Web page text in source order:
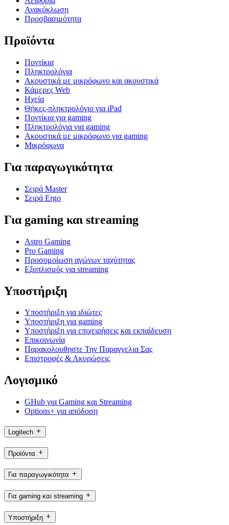
Ανακύκλωση
Προσβασιμότητα
Προϊόντα
Ποντίκια
Πληκτρολόγια
Ακουστικά με μικρόφωνο και ακουστικά
Κάμερες Web
Ηχεία
Θήκες-πληκτρολόγιο για iPad
Ποντίκια για gaming
Πληκτρολόγια για gaming
Ακουστικά με μικρόφωνο για gaming
Μικρόφωνα
Για παραγωγικότητα
Σειρά Master
Σειρά Ergo
Για gaming και streaming
Astro Gaming
Pro Gaming
Προσομοίωση αγώνων ταχύτητας
Εξοπλισμός για streaming
Υποστήριξη
Υποστήριξη για ιδιώτες
Υποστήριξη για gaming
Υποστήριξη για επιχειρήσεις και εκπαίδευση
Επικοινωνία
Παρακολουθηστε Την Παραγγελια Σας
Επιστροφές & Ακυρώσεις
Λογισμικό
GHub για Gaming και Streaming
Options+ για απόδοση
Logitech
Προϊόντα
Για παραγωγικότητα
Για gaming και streaming
Υποστήριξη